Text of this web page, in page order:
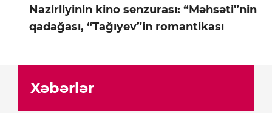
Nazirliyinin kino senzurası: “Məhsəti”nin
qadağası, “Tağıyev”in romantikası
Xəbərlər